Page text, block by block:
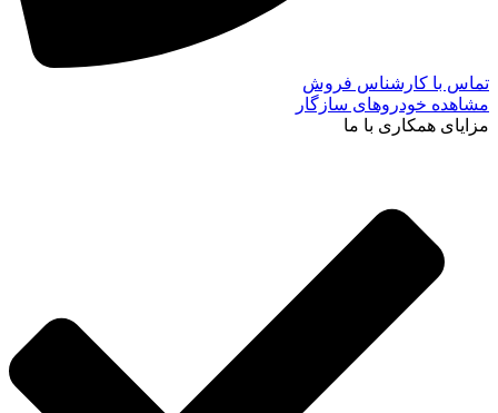
تماس با کارشناس فروش
مشاهده خودروهای سازگار
مزایای همکاری با ما